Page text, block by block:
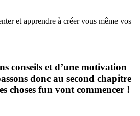
et apprendre à créer vous même vos
conseils et d’une motivation
donc au second chapitre
choses fun vont commencer !